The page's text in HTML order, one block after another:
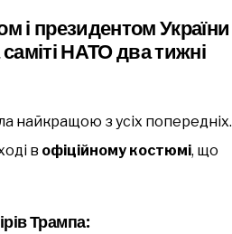
і президентом України
НАТО два тижні
найкращою з усіх попередніх.
в офіційному костюмі, що
Трампа: